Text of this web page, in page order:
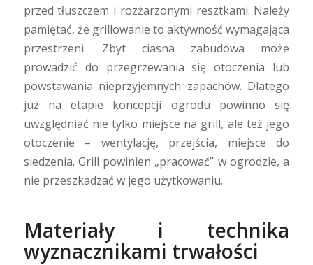
przed tłuszczem i rozżarzonymi resztkami. Należy
pamiętać, że grillowanie to aktywność wymagająca
przestrzeni. Zbyt ciasna zabudowa może
prowadzić do przegrzewania się otoczenia lub
powstawania nieprzyjemnych zapachów. Dlatego
już na etapie koncepcji ogrodu powinno się
uwzględniać nie tylko miejsce na grill, ale też jego
otoczenie – wentylację, przejścia, miejsce do
siedzenia. Grill powinien „pracować” w ogrodzie, a
nie przeszkadzać w jego użytkowaniu.
Materiały i technika
wyznacznikami trwałości